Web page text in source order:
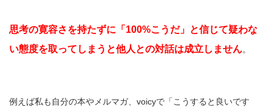
思考の寛容さを持たずに「100%こうだ」と信じて疑わな
い態度を取ってしまうと他人との対話は成立しません。
例えば私も自分の本やメルマガ、voicyで「こうすると良いです